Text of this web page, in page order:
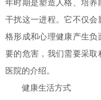
年时期是塑造人格、培
干扰这一进程。它不仅
格形成和心理健康产生
要的危害，我们需要采
医院的介绍。
健康生活方式